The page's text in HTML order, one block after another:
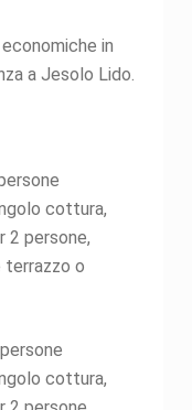
in
a Jesolo Lido.
cottura,
2 persone,
terrazzo o
cottura,